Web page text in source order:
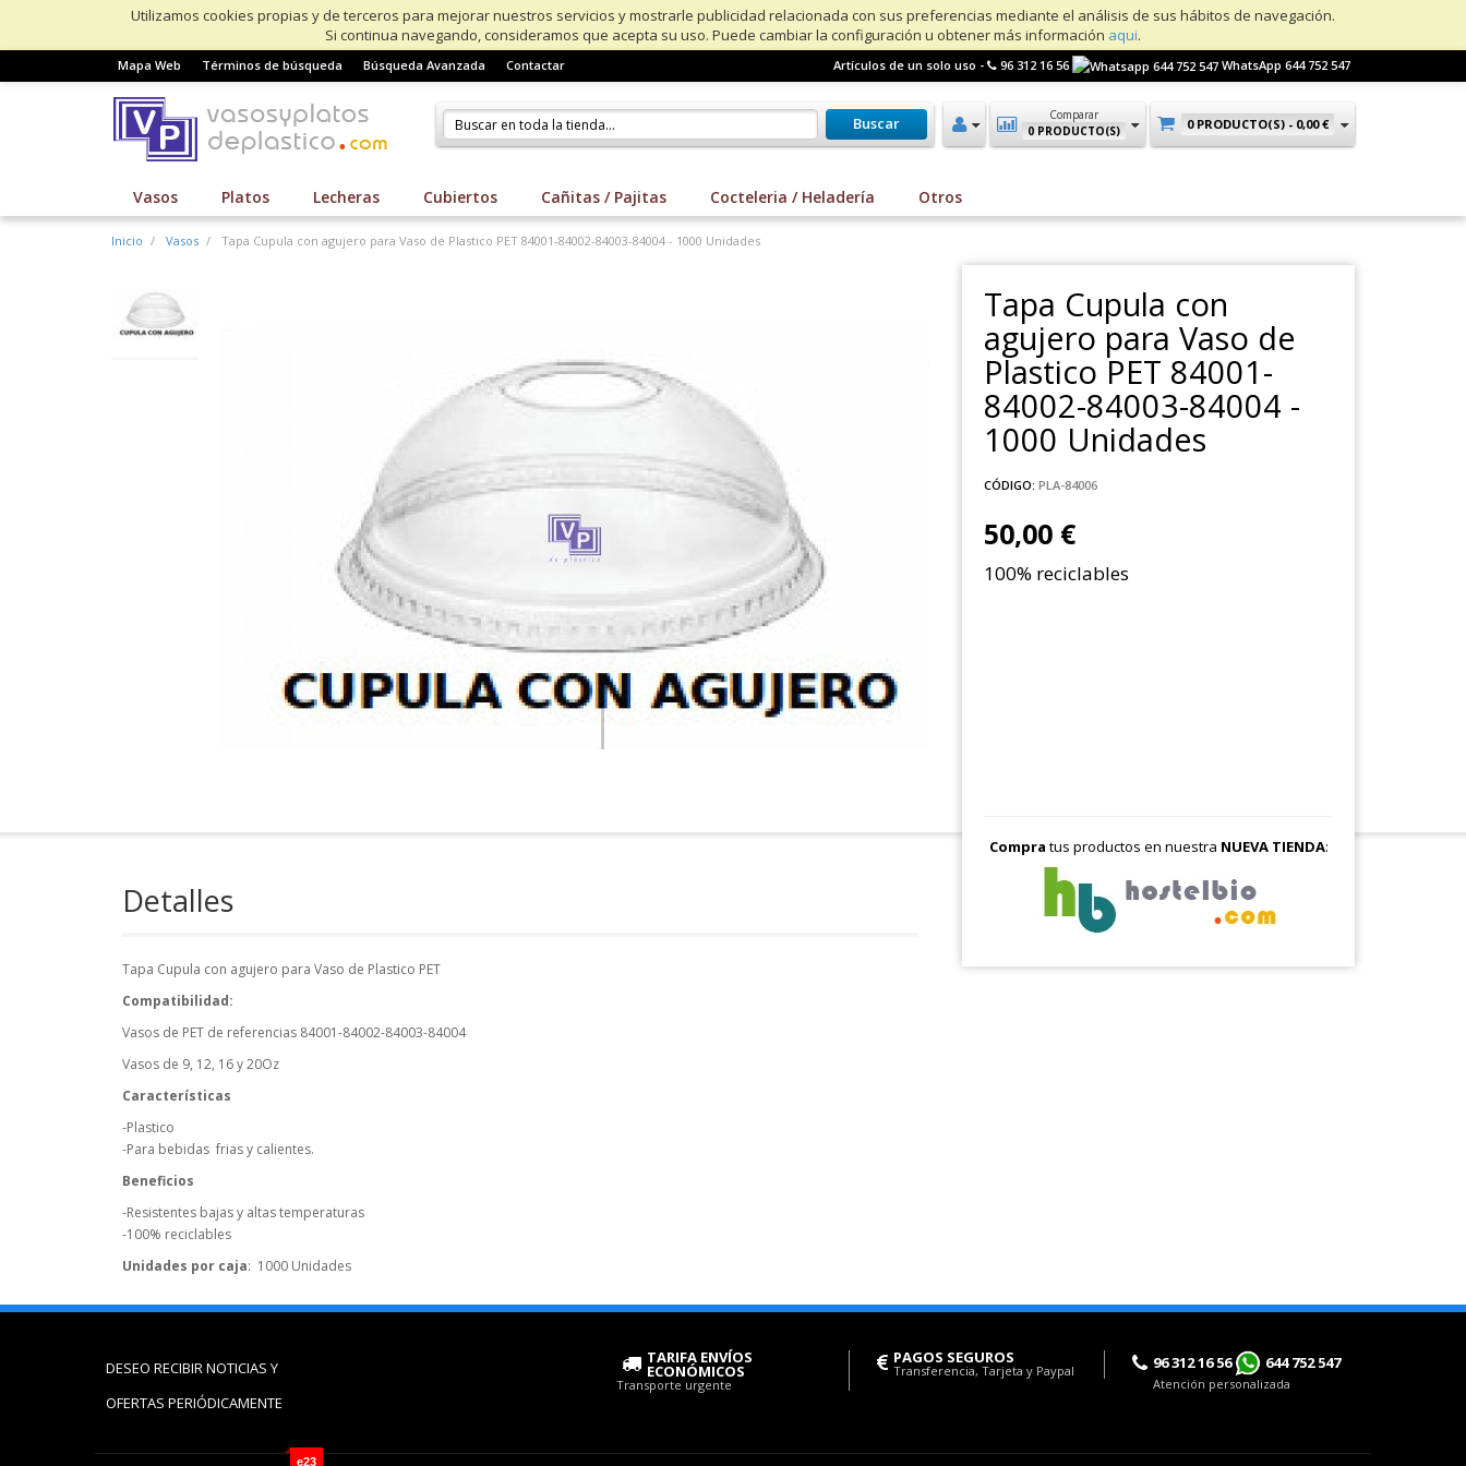
Utilizamos cookies propias y de terceros para mejorar nuestros servicios y mostrarle publicidad relacionada con sus preferencias mediante el análisis de sus hábitos de navegación.
Si continua navegando, consideramos que acepta su uso. Puede cambiar la configuración u obtener más información aqui.
Mapa Web Términos de búsqueda Búsqueda Avanzada Contactar Artículos de un solo uso - 96 312 16 56 WhatsApp 644 752 547
0 PRODUCTO(S) - 0,00 €
Comparar
0 PRODUCTO(S)
Buscar
Vasos Platos Lecheras Cubiertos Cañitas / Pajitas Cocteleria / Heladería Otros
Inicio Vasos Tapa Cupula con agujero para Vaso de Plastico PET 84001-84002-84003-84004 - 1000 Unidades
Tapa Cupula con
agujero para Vaso de
Plastico PET 84001-
84002-84003-84004 -
1000 Unidades
CÓDIGO: PLA-84006
50,00 €
100% reciclables
Compra tus productos en nuestra NUEVA TIENDA:
Detalles
Tapa Cupula con agujero para Vaso de Plastico PET
Compatibilidad:
Vasos de PET de referencias 84001-84002-84003-84004
Vasos de 9, 12, 16 y 20Oz
Características
-Plastico
-Para bebidas frias y calientes.
Beneficios
-Resistentes bajas y altas temperaturas
-100% reciclables
Unidades por caja: 1000 Unidades
DESEO RECIBIR NOTICIAS Y
OFERTAS PERIÓDICAMENTE
TARIFA ENVÍOS
ECONÓMICOS
Transporte urgente
PAGOS SEGUROS
Transferencia, Tarjeta y Paypal 96 312 16 56 644 752 547
Atención personalizada
e23